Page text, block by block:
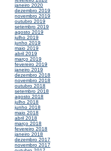
janeiro 2020
dezembro 2019
novembro 2019
outubro 2019
setembro 2019
agosto 2019
julho 2019
junho 2019
maio 2019
abril 2019
março 2019
fevereiro 2019
janeiro 2019
dezembro 2018
novembro 2018
outubro 2018
setembro 2018
agosto 2018
julho 2018
junho 2018
maio 2018
abril 2018
março 2018
fevereiro 2018
janeiro 2018
dezembro 2017
novembro 2017